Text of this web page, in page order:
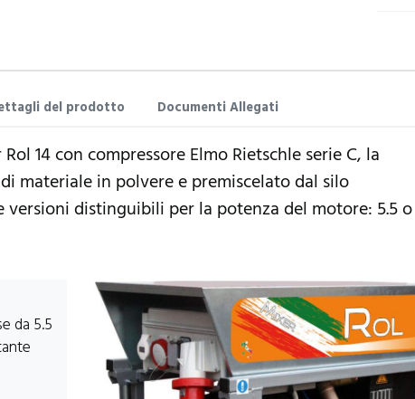
del prodotto Documenti Allegati
14 con compressore Elmo Rietschle serie C, la
materiale in polvere e premiscelato dal silo
versioni distinguibili per la potenza del motore: 5.5 o
da 5.5